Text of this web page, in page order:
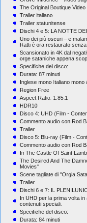
The Original Boutique
Trailer italiano
Trailer statunitense
Dischi 4 e 5: LA NOTTE
Uno dei più oscuri – e
Ratti è ora restaurato
Scansionato in 4K dal
orge sataniche appena
Specifiche del disco:
Durata: 87 minuti
Inglese mono Italiano mono
Region Free
Aspect Ratio: 1.85:1
HDR10
Disco 4: UHD (Film -
Commento audio con Rod
Trailer
Disco 5: Blu-ray (Film -
Commento audio con Rod
In The Castle Of Saint
The Desired And The
Movies"
Scene tagliate di "Orgia
Trailer
Dischi 6 e 7: IL
In UHD per la prima volta
contenuti speciali.
Specifiche del disco:
Durata: 84 minuti